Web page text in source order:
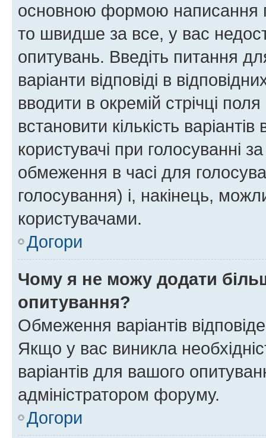
основною формою написання
то швидше за все, у вас
опитувань. Введіть питання
варіанти відповіді в
вводити в окремій стрічці
встановити кількість
користувачі при голосуванні
обмеження в часі для
голосування) і, накінець,
користувачами.
Догори
Чому я не можу додати
опитування?
Обмеження варіантів
Якщо у вас виникла
варіантів для вашого
адміністратором форуму.
Догори